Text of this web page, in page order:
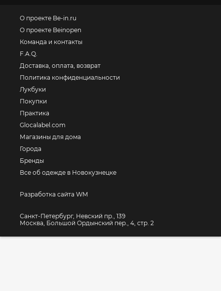
О проекте Be-in.ru
О проекте Beinopen
Команда и контакты
F.A.Q.
Доставка, оплата, возврат
Политика конфиденциальности
Лукбуки
Покупки
Практика
Glocalabel.com
Магазины для дома
Города
Бренды
Все об одежде в Новокузнецке
Разработка сайта WM
Санкт-Петербург, Невский пр., 139
Москва, Большой Ордынский пер., 4, стр. 2